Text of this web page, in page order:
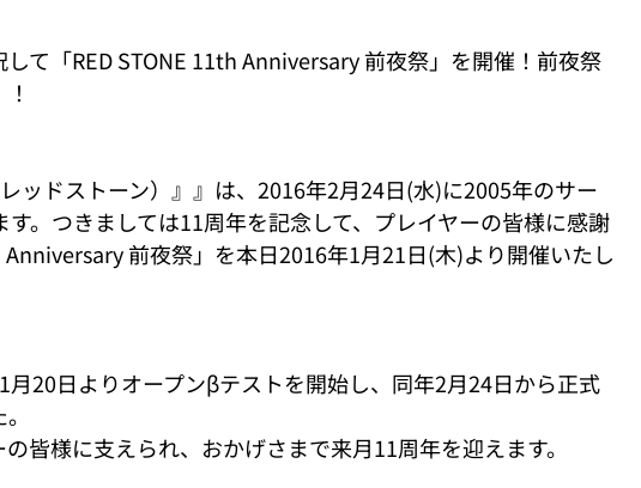
て「RED STONE 11th Anniversary 前夜祭」を開催！前夜祭
ッドストーン）』』は、2016年2月24日(水)に2005年のサー
。つきましては11周年を記念して、プレイヤーの皆様に感謝
Anniversary 前夜祭」を本日2016年1月21日(木)より開催いたし
月20日よりオープンβテストを開始し、同年2月24日から正式
皆様に支えられ、おかげさまで来月11周年を迎えます。